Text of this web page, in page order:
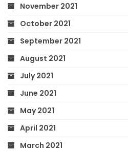
November 2021
October 2021
September 2021
August 2021
July 2021
June 2021
May 2021
April 2021
March 2021